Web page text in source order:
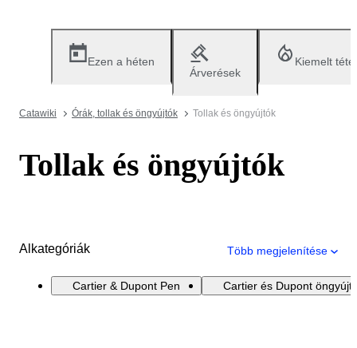
Ezen a héten
Árverések
Kiemelt
Catawiki Órák, tollak és öngyújtók Tollak és öngyújtók
Tollak és öngyújtók
Alkategóriák Több megjelenítése
Cartier & Dupont Pen Cartier és Dupont